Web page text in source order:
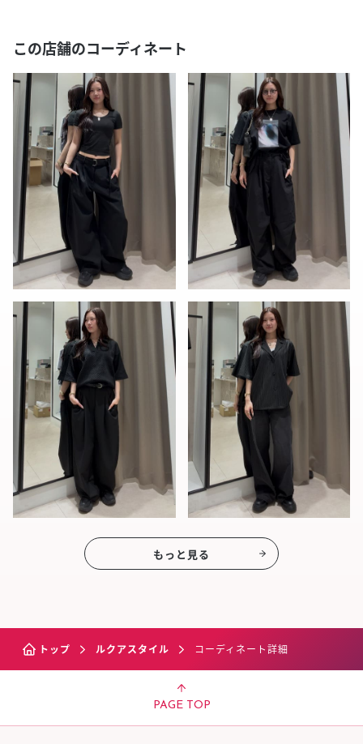
この店舗のコーディネート
もっと見る
トップ ルクアスタイル コーディネート詳細
PAGE TOP